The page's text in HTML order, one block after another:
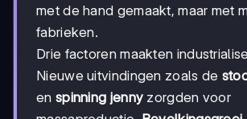
met de hand gemaakt, maar met
fabrieken.
Drie factoren maakten
Nieuwe uitvindingen zoals de
en spinning jenny zorgden voor